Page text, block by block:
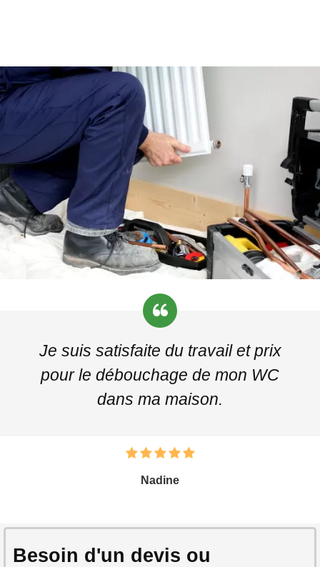
Je suis satisfaite du travail et prix
pour le débouchage de mon WC
dans ma maison.
Nadine
Besoin d'un devis ou